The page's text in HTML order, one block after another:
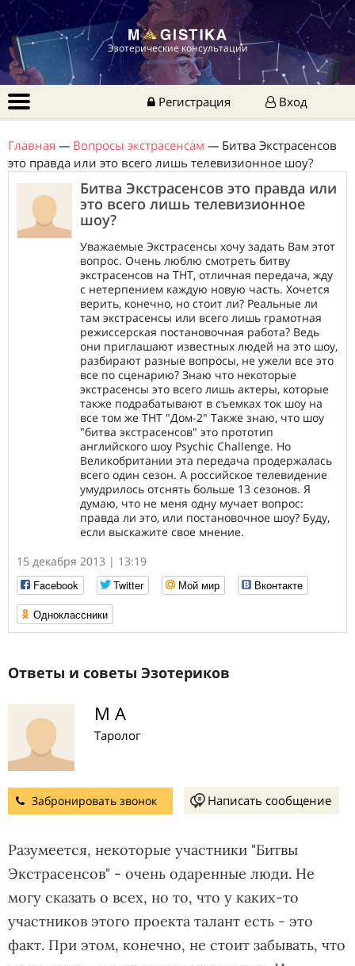
Эзотерические консультации
Регистрация Вход
Главная — Вопросы экстрасенсам — Битва Экстрасенсов
это правда или это всего лишь телевизионное шоу?
Битва Экстрасенсов это правда или
это всего лишь телевизионное
шоу?
Уважаемые Экстрасенсы хочу задать Вам этот
вопрос. Очень люблю смотреть битву
экстрасенсов на ТНТ, отличная передача, жду
с нетерпением каждую новую часть. Хочется
верить, конечно, но стоит ли? Реальные ли
там экстрасенсы или всего лишь грамотная
режиссерская постановочная работа? Ведь
они приглашают известных людей на это шоу,
разбирают разные вопросы, не ужели все это
все по сценарию? Знаю что некоторые
экстрасенсы это всего лишь актеры, которые
также подрабатывают в съемках ток шоу на
все том же ТНТ "Дом-2" Также знаю, что шоу
"битва экстрасенсов" это прототип
английского шоу Psychic Challenge. Но
Великобритании эта передача продержалась
всего один сезон. А российское телевидение
умудрилось отснять больше 13 сезонов. Я
думаю, что не меня одну мучает вопрос:
правда ли это, или постановочное шоу? Буду,
если выскажите свое мнение.
15 декабря 2013 | 13:19
Facebook
Twitter Мой мир
Вконтакте
Одноклассники
Ответы и советы Эзотериков
М А
Таролог
Забронировать звонок Написать сообщение
Разумеется, некоторые участники "Битвы
Экстрасенсов" - очень одаренные люди. Не
могу сказать о всех, но то, что у каких-то
участников этого проекта талант есть - это
факт. При этом, конечно, не стоит забывать, что